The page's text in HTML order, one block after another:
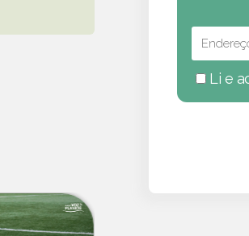
Li e